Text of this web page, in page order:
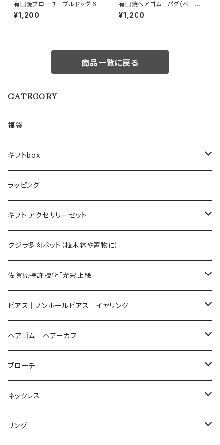
有田焼ブローチ ブルドッグ 6
¥1,200
有田焼ヘアゴム パグ（ベージ
ュ× ブラック×ゴールド）
¥1,200
商品一覧に戻る
CATEGORY
福袋
ギフトbox
Lサイズ
Mサイズ
Sサイズ
ラッピング
ギフト アクセサリーセット
flower
メンズ ギフトセット
クジラ多肉ポット（植木鉢や置物に）
佐賀県特許技術「光彩上絵」
ピアス
イヤリング
ノンホールピアス
ヘアゴム
ブローチ
ピアス｜ノンホールピアス｜イヤリング
ピアス
Flower
Dot
ノンホールピアス
Flower
Dot
イヤリング
Flower
ヘアゴム｜ヘアーカフ
Flower
Round
Square
ブローチ
Flower
Animal
ネックレス
Flower
リング